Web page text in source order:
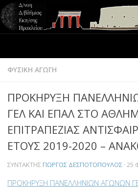
ΦΥΣΙΚΗ ΑΓΩΓΗ
ΠΡΟΚΗΡΥΞΗ
ΓΕΛ ΚΑΙ ΕΠΑΛ ΣΤΟ
ΕΠΙΤΡΑΠΕΖΙΑΣ
ΕΤΟΥΣ 2019-2020 –
ΣΥΝΤΆΚΤΗΣ ΓΙΏΡΓΟΣ ΔΕΣΠΟΤΌΠΟΥΛΟΣ · 25
ΠΡΟΚΗΡΥΞΗ ΠΑΝΕΛΛΗΝΙΩΝ ΑΓΩΝΩΝ